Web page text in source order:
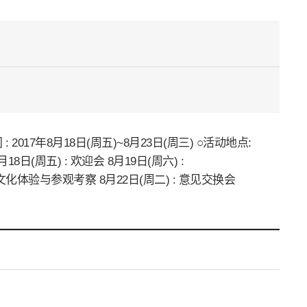
2017年8月18日(周五)~8月23日(周三) ○活动地点:
18日(周五) : 欢迎会 8月19日(周六) :
化体验与参观考察 8月22日(周二) : 意见交换会